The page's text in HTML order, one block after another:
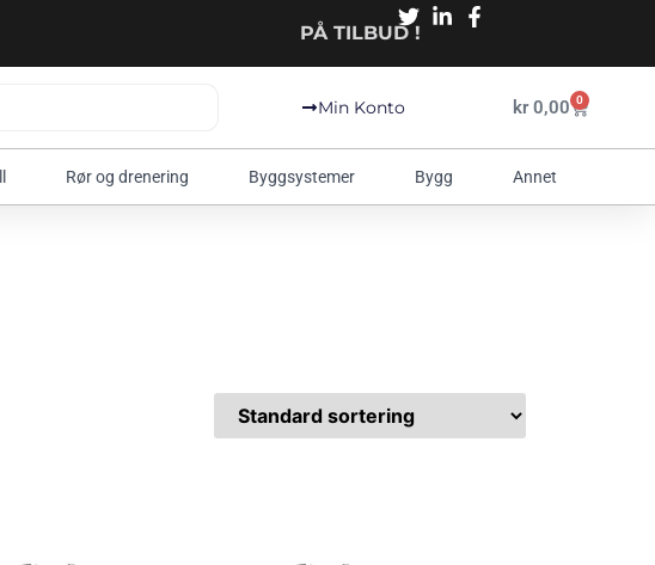
PÅ TILBUD !
Min Konto kr0,00 0
Rør og drenering Byggsystemer Bygg Annet